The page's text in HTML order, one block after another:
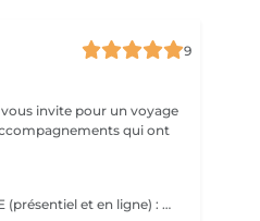
9
qui ont
IMPORTANT ! POUR LES RDV HYPNOSE (présentiel et en ligne) : vous recevrez un mail 2 jours avant la séance afin de m'indiquer les motifs de votre consultation. Le principe de l'hypnose est de modifier votre système de croyance en installant de nouveaux programmes internes, qui correspondent à ce que vous êtes. L'hypnose SAJECE agit par le biais d'histoires métaphoriques afin de transmettre des messages à votre inconscient pour vous libérer de vos peurs et croyances limitantes. Ainsi, elle vous permet de mettre en place les changements dont vous avez besoin dans votre vie, pour vous aider à être dans le moment présent, et reprendre confiance en vous. Elle vous aide à prendre du recul sur des situations et à changer vos croyances pour votre mieux-être. L'hypnose SAJECE vous aide à sortir les émotions coincées, à comprendre vos besoins et à être à l'écoute de vous-même. C'est un outil puissant qui a pour objectif d'agir sur l'origine d'un problème pour vous en débarrasser définitivement, afin que vous puissiez redevenir acteur de votre vie. En rééduquant vos pensées (du négatif vers le positif), vous pourrez observer un tout nouveau monde s'ouvrir à vous et avec, de nouvelles possibilités pour vivre la vie dont vous avez envie - car vous êtes le seul créateur de celle-ci !